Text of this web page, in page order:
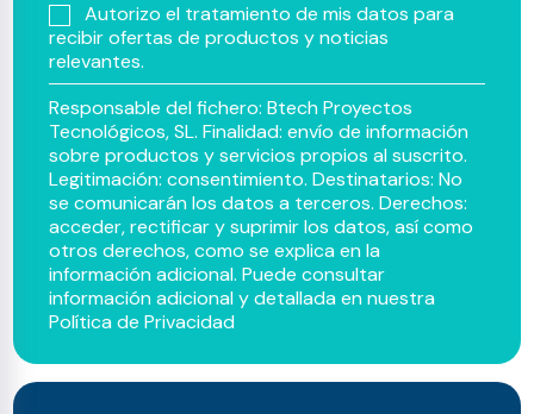
Autorizo el tratamiento de mis datos para
recibir ofertas de productos y noticias
relevantes.
Responsable del fichero: Btech Proyectos
Tecnológicos, SL. Finalidad: envío de información
sobre productos y servicios propios al suscrito.
Legitimación: consentimiento. Destinatarios: No
se comunicarán los datos a terceros. Derechos:
acceder, rectificar y suprimir los datos, así como
otros derechos, como se explica en la
información adicional. Puede consultar
información adicional y detallada en nuestra
Política de Privacidad